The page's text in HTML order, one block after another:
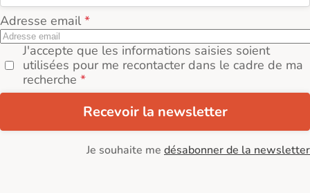
Adresse email
J'accepte que les informations saisies soient
utilisées pour me recontacter dans le cadre de ma
recherche
Recevoir la newsletter
Je souhaite me désabonner de la newsletter